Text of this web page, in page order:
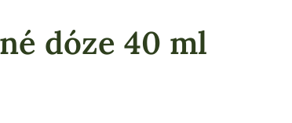
dóze 40 ml